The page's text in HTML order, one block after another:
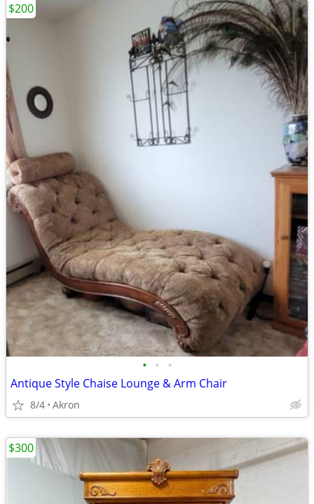
• • •
Antique Style Chaise Lounge & Arm Chair
8/4 Akron
$200
$300